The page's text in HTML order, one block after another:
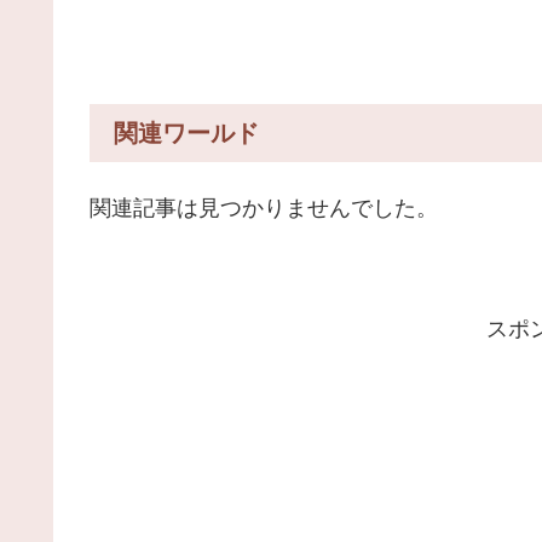
関連ワールド
関連記事は見つかりませんでした。
スポ